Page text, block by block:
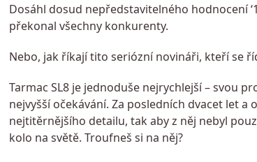
Dosáhl dosud nepředstavitelného hodnocení
překonal všechny konkurenty.
Nebo, jak říkají tito seriózní novináři, kteří se
Tarmac SL8 je jednoduše nejrychlejší – svou
nejvyšší očekávání. Za posledních dvacet let
nejtitěrnějšího detailu, tak aby z něj nebyl
kolo na světě. Troufneš si na něj?